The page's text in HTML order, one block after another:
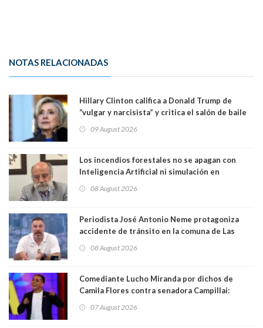
NOTAS RELACIONADAS
Hillary Clinton califica a Donald Trump de
“vulgar y narcisista” y critica el salón de baile
casa. Y la está destruyendo”
09 August 2026
Los incendios forestales no se apagan con
Inteligencia Artificial ni simulación en
Magister en Asentamientos Humanos PUC
08 August 2026
Periodista José Antonio Neme protagoniza
accidente de tránsito en la comuna de Las
08 August 2026
Comediante Lucho Miranda por dichos de
Camila Flores contra senadora Campillai:
forma de quitar dignidad"
07 August 2026